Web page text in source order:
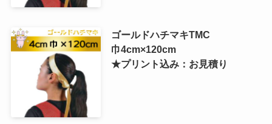
ゴールドハチマキTMC
巾4cm×120cm
★プリント込み：お見積り